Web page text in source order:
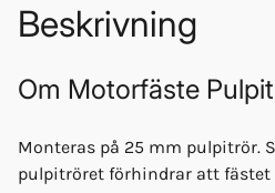
Beskrivning
Om Motorfäste
Monteras på 25 mm pulpitrör.
pulpitröret förhindrar att fästet